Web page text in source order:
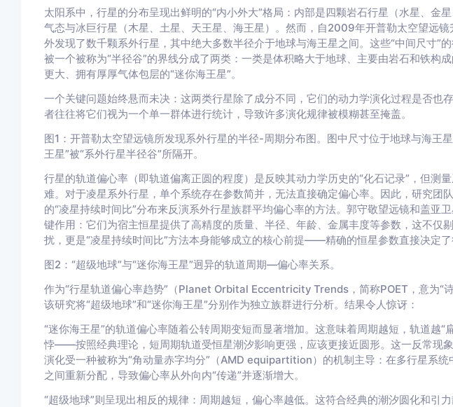
太阳系中，行星的分布呈现出鲜明的“内小外大”格局：内部是四颗岩石行星（水星、金
气态与冰巨行星（木星、土星、天王星、海王星）。然而，自2009年开普勒太空望远
外发现了数千颗系外行星，其中绝大多数半径介于地球与海王星之间。这些“中间尺寸”
被一个被称为“半径谷”的界线分成了两类：一类是体积略大于地球、主要由岩石和铁构
更大、拥有厚厚气体包层的“迷你海王星”。
一个关键问题始终悬而未决：这两类行星除了成分不同，它们的动力学演化过程是否也
者往往将它们视为一个单一群体进行统计，导致许多演化规律被模糊甚至掩盖。
图1：开普勒太空望远镜所发现系外行星的半径-周期分布图。图中尺寸位于地球与海王
王星”被“系外行星半径谷”所隔开。
行星的轨道偏心率（即轨道偏离正圆的程度）是反映其动力学历史的“化石记录”，但测
难。对于凌星系外行星，单个系统存在参数简并，无法直接确定偏心率。因此，研究团
的“凌星持续时间比”分布来反演系外行星族群平均偏心率的方法。郭守敬望远镜和盖亚
键作用：它们为宿主恒星提供了高精度的质量、半径、年龄、金属丰度等参数，这不仅
扰，更是“凌星持续时间比”方法本身能够成立的核心前提——精确的恒星参数直接决定了
图2：“超级地球”与“迷你海王星”迥异的轨道周期—偏心率关系。
作为“行星轨道偏心率趋势”（Planet Orbital Eccentricity Trends，简称POET，意为“诗
该研究将“超级地球”和“迷你海王星”分别作为独立族群进行分析。结果令人惊讶：
“迷你海王星”的轨道偏心率随着公转周期变短而显著增加。这意味着周期越短，轨道越“
悖——按照经典理论，短周期轨道受恒星潮汐影响更强，应该更接近圆形。这一反常现
演化受一种被称为“角动量赤字均分”（AMD equipartition）的机制主导：在多行星系统
之间重新分配，导致偏心率从外向内“传递”并逐渐增大。
“超级地球”则呈现出相反的规律：周期越短，偏心率越低。这符合经典的潮汐圆化和引